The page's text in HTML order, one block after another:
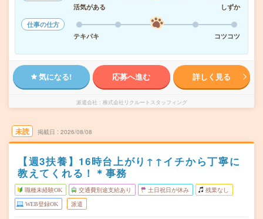
活気がある
しずか
仕事の仕方
テキパキ
コツコツ
気になる! 応募へ進む 詳しく見る
派遣会社 株式会社リクルートスタッフィング
未読 掲載日 2026/08/08
【週3扶養】16時台上がり↑↑イチから丁寧に
教えてくれる！＊事務
職種未経験OK 交通費別途支給あり 土日祝日が休み 残業なし
WEB登録OK 派遣